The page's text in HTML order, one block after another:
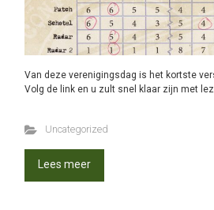
Van deze verenigingsdag is het kortste
Volg de link en u zult snel klaar zijn met
Uncategorized
Lees meer